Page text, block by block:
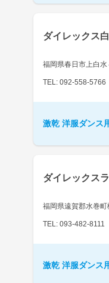
ダイレックス
福岡県春日市上白水
TEL: 092-558-5766
激乾 洋服ダンス
ダイレックス
福岡県遠賀郡水巻町
TEL: 093-482-8111
激乾 洋服ダンス